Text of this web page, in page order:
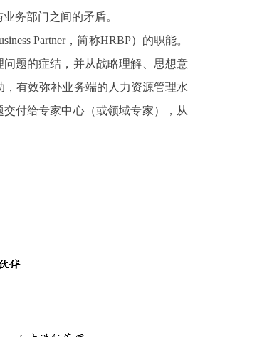
务部门之间的矛盾。
Partner，简称HRBP）的职能。
题的症结，并从战略理解、思想意
有效弥补业务端的人力资源管理水
付给专家中心（或领域专家），从